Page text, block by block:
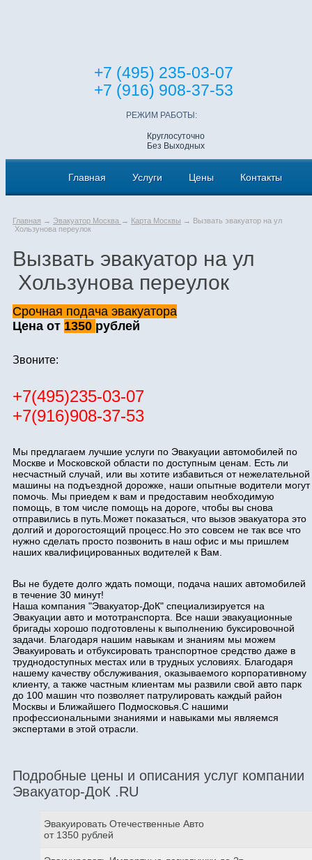
+7 (495) 235-03-07
+7 (916) 908-37-53
РЕЖИМ РАБОТЫ:
Круглосуточно
Без Выходных
Главная Услуги Цены Контакты
Главная → Эвакуатор Москва → Карта Москвы → Вызвать эвакуатор на ул
Хользунова переулок
Вызвать эвакуатор на ул
Хользунова переулок
Срочная подача эвакуатора
Цена от 1350 рублей
Звоните:
+7(495)235-03-07
+7(916)908-37-53
Мы предлагаем лучшие услуги по Эвакуации автомобилей по
Москве и Московской области по доступным ценам. Есть ли
несчастный случай, или вы хотите избавиться от нежелательной
машины на подъездной дорожке, наши опытные водители могут
помочь. Мы приедем к вам и предоставим необходимую
помощь, в том числе помощь на дороге, чтобы вы снова
отправились в путь.Может показаться, что вызов эвакуатора это
долгий и дорогостоящий процесс.Но это совсем не так все что
нужно сделать просто позвонить в наш офис и мы пришлем
наших квалифицированных водителей к Вам.
Вы не будете долго ждать помощи, подача наших автомобилей
в течение 30 минут!
Наша компания "Эвакуатор-ДоК" специализируется на
Эвакуации авто и мототранспорта. Все наши эвакуационные
бригады хорошо подготовлены к выполнению буксировочной
задачи. Благодаря нашим навыкам и знаниям мы можем
Эвакуировать и отбуксировать транспортное средство даже в
труднодоступных местах или в трудных условиях. Благодаря
нашему качеству обслуживания, оказываемого корпоративному
клиенту, а также частным клиентам мы развили свой авто парк
до 100 машин что позволяет патрулировать каждый район
Москвы и Ближайшего Подмосковья.С нашими
профессиональными знаниями и навыками мы являемся
экспертами в этой отрасли.
Подробные цены и описания услуг компании
Эвакуатор-ДоК .RU
Эвакуировать Отечественные Авто
от 1350 рублей